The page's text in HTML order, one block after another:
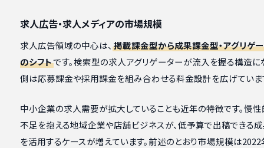
求人広告・求人メディアの市場規模
求人広告領域の中心は、 掲載課金型から成果課金型・アグリゲ
のシフトです。検索型の求人アグリゲーターが流入を握る構造に
側は応募課金や採用課金を組み合わせる料金設計を広げていま
中小企業の求人需要が拡大していることも近年の特徴です。慢
不足を抱える地域企業や店舗ビジネスが、低予算で出稿できる
を活用するケースが増えています。前述のとおり市場規模は